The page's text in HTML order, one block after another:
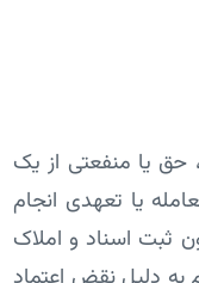
یا منفعتی از یک
یا تعهدی انجام
واگذارشده در معامله اول در تعارض باشد. این رفتار طبق ماده 117 قانون ثبت اسناد و املاک